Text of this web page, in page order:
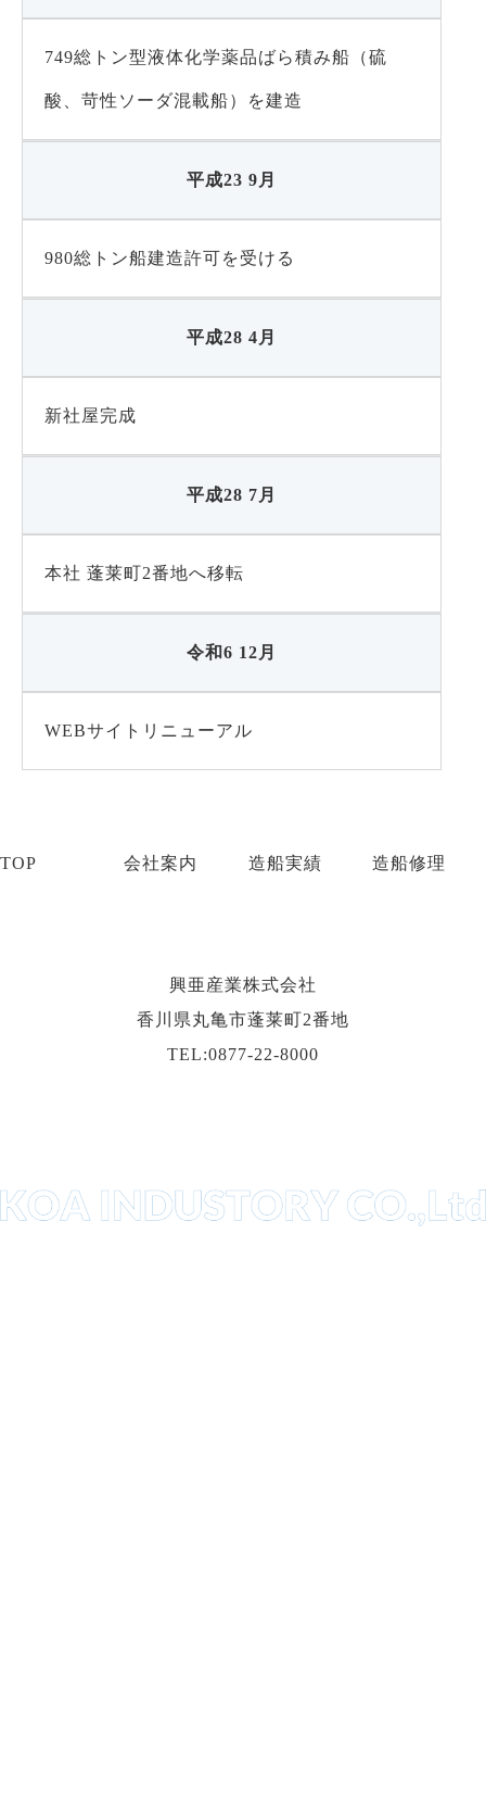
749総トン型液体化学薬品ばら積み船（硫
酸、苛性ソーダ混載船）を建造
平成23 9月
980総トン船建造許可を受ける
平成28 4月
新社屋完成
平成28 7月
本社 蓬莱町2番地へ移転
令和6 12月
WEBサイトリニューアル
TOP 会社案内 造船実績 造船修理
興亜産業株式会社
香川県丸亀市蓬莱町2番地
TEL:0877-22-8000